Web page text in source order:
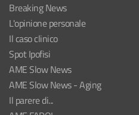
Breaking News
L'opinione personale
Il caso clinico
Spot Ipofisi
AME Slow News
AME Slow News - Aging
Il parere di...